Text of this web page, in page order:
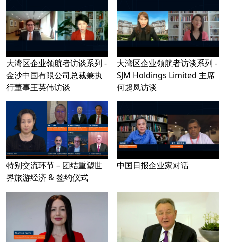
大湾区企业领航者访谈系列 -
金沙中国有限公司总裁兼执
行董事王英伟访谈
大湾区企业领航者访谈系列 -
SJM Holdings Limited 主席
何超凤访谈
特别交流环节 – 团结重塑世
界旅游经济 & 签约仪式
中国日报企业家对话